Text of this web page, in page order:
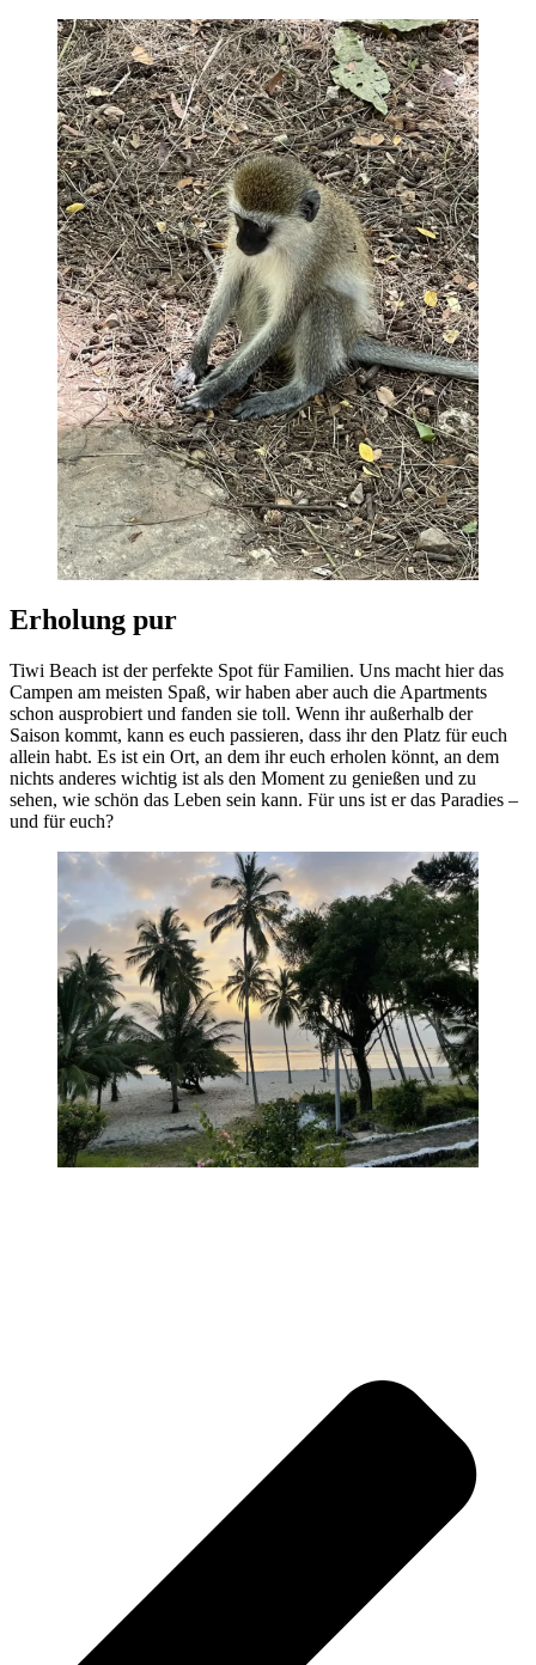
Erholung pur
Tiwi Beach ist der perfekte Spot für Familien. Uns macht hier das
Campen am meisten Spaß, wir haben aber auch die Apartments
schon ausprobiert und fanden sie toll. Wenn ihr außerhalb der
Saison kommt, kann es euch passieren, dass ihr den Platz für euch
allein habt. Es ist ein Ort, an dem ihr euch erholen könnt, an dem
nichts anderes wichtig ist als den Moment zu genießen und zu
sehen, wie schön das Leben sein kann. Für uns ist er das Paradies –
und für euch?